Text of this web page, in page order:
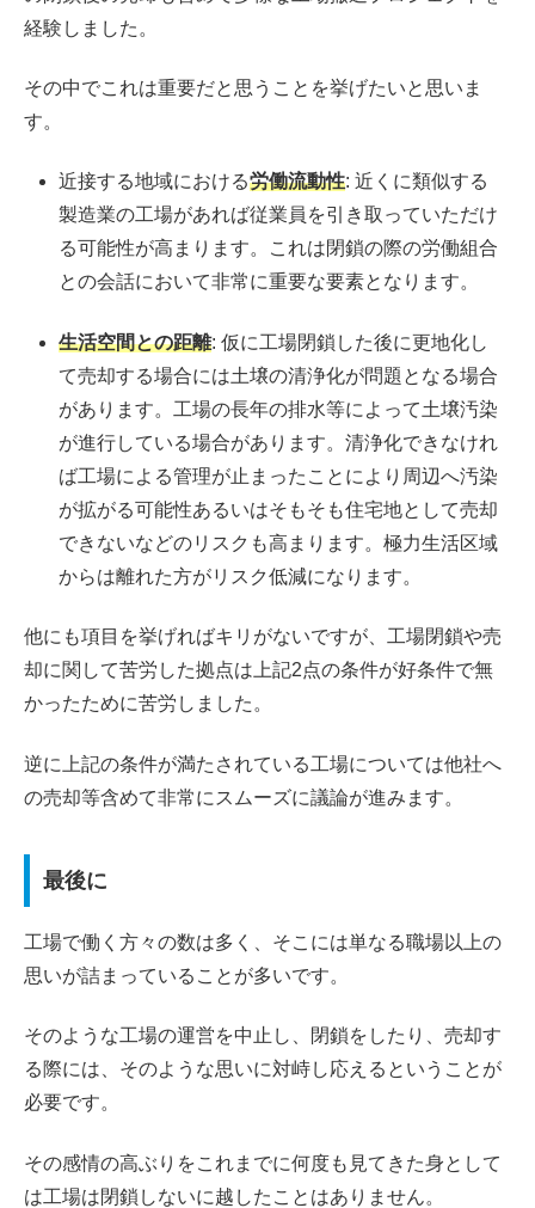
経験しました。
その中でこれは重要だと思うことを挙げたいと思いま
す。
近接する地域における労働流動性: 近くに類似する
製造業の工場があれば従業員を引き取っていただけ
る可能性が高まります。これは閉鎖の際の労働組合
との会話において非常に重要な要素となります。
生活空間との距離: 仮に工場閉鎖した後に更地化し
て売却する場合には土壌の清浄化が問題となる場合
があります。工場の長年の排水等によって土壌汚染
が進行している場合があります。清浄化できなけれ
ば工場による管理が止まったことにより周辺へ汚染
が拡がる可能性あるいはそもそも住宅地として売却
できないなどのリスクも高まります。極力生活区域
からは離れた方がリスク低減になります。
他にも項目を挙げればキリがないですが、工場閉鎖や売
却に関して苦労した拠点は上記2点の条件が好条件で無
かったために苦労しました。
逆に上記の条件が満たされている工場については他社へ
の売却等含めて非常にスムーズに議論が進みます。
最後に
工場で働く方々の数は多く、そこには単なる職場以上の
思いが詰まっていることが多いです。
そのような工場の運営を中止し、閉鎖をしたり、売却す
る際には、そのような思いに対峙し応えるということが
必要です。
その感情の高ぶりをこれまでに何度も見てきた身として
は工場は閉鎖しないに越したことはありません。